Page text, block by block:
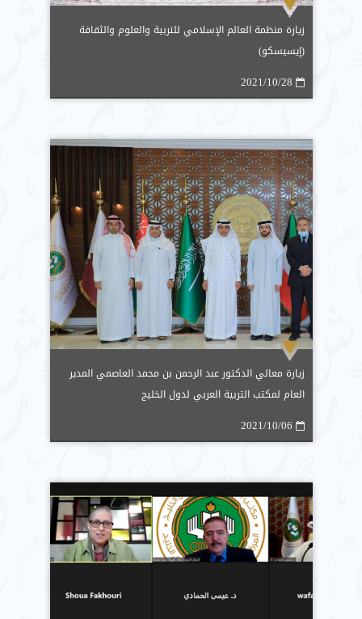
زيارة منظمة العالم الإسلامي للتربية والعلوم والثقافة
(إيسيسكو)
2021/10/28
زيارة معالي الدكتور عبد الرحمن بن محمد العاصمي المدير
العام لمكتب التربية العربي لدول الخليج
2021/10/06